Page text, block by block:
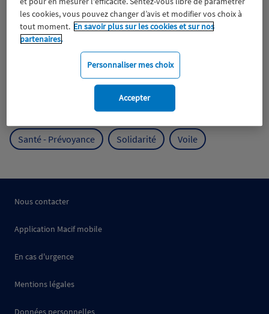
Expérience clients Fondation Macif Jeunesse
Mobilité
Protection de l'environnement
Protection des océans Prévention
Santé - Prévoyance Solidarité Voile
Nous contacter
Application Macif mobile
En cas d'urgence
Mentions légales
Données personnelles
les cookies, vous pouvez changer d’avis et modifier vos choix à
tout moment. En savoir plus sur les cookies et sur nos
partenaires.
Personnaliser mes choix
Accepter